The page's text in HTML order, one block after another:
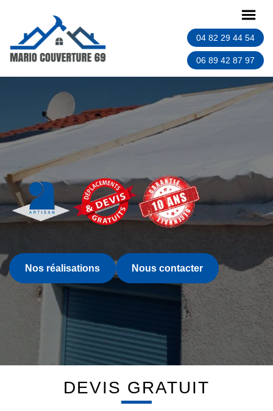
04 82 29 44 54
06 89 42 87 97
Nos réalisations Nous contacter
DEVIS GRATUIT